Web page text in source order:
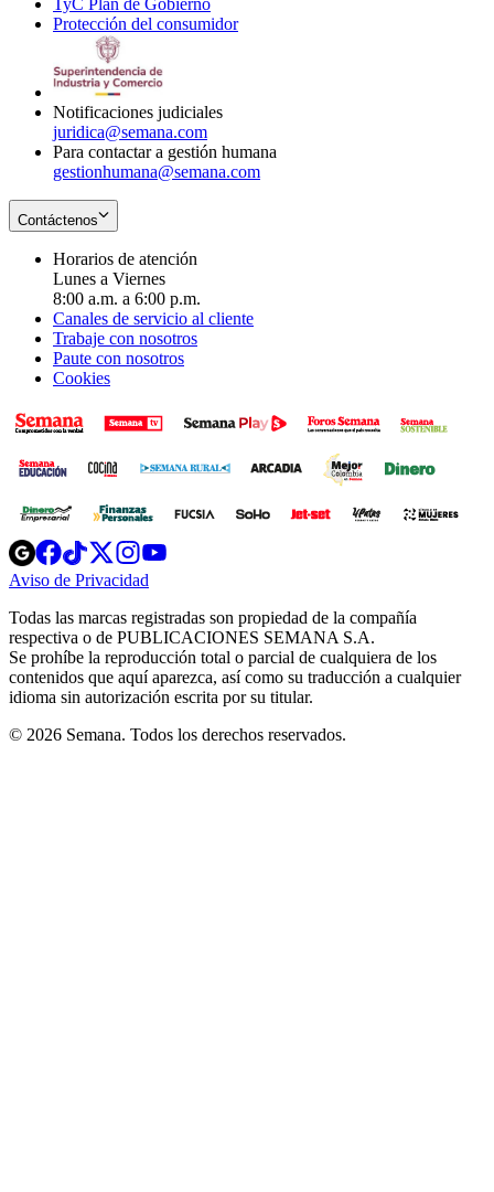
window
newin
Protección del consumidorOpens
Notificaciones judiciales
juridica@semana.com
Para contactar a gestión humana
gestionhumana@semana.com
Contáctenos
Horarios de atención
Lunes a Viernes
8:00 a.m. a 6:00 p.m.
Canales de servicio al cliente
Trabaje con nosotros
Paute con nosotros
Cookies
Opens
in
new
Opens
in
new
Opens
in
new
window
Opens
new
windowwindow
Aviso de Privacidad
new
window
Todas las marcas registradas son propiedad de la compañía
respectiva o de PUBLICACIONES SEMANA S.A.
Se prohíbe la reproducción total o parcial de cualquiera de los
contenidos que aquí aparezca, así como su traducción a cualquier
idioma sin autorización escrita por su titular.
© 2026 Semana. Todos los derechos reservados.